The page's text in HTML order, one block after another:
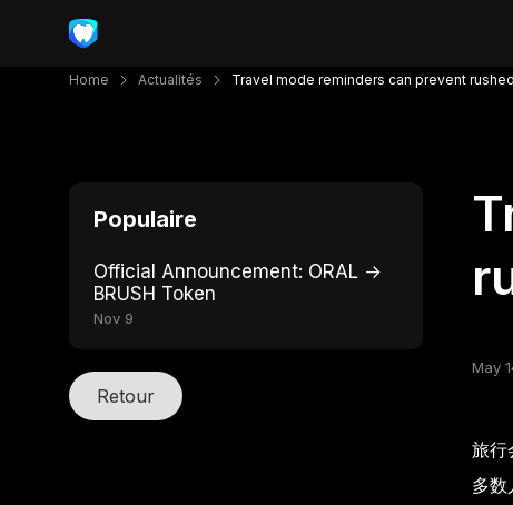
Home Actualités Travel mode reminders can prevent
Populaire
Official Announcement: ORAL →
BRUSH Token
Nov 9
Retour
May
旅行
多数